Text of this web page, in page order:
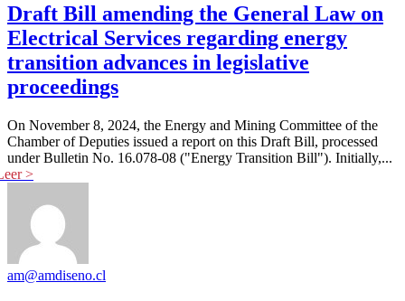
Draft Bill amending the General Law on
Electrical Services regarding energy
transition advances in legislative
proceedings
On November 8, 2024, the Energy and Mining Committee of the
Chamber of Deputies issued a report on this Draft Bill, processed
under Bulletin No. 16.078-08 ("Energy Transition Bill"). Initially,...
am@amdiseno.cl